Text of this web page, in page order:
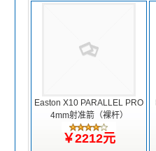
Easton X10 PARALLEL PRO
4mm射准箭（裸杆）
￥2212元